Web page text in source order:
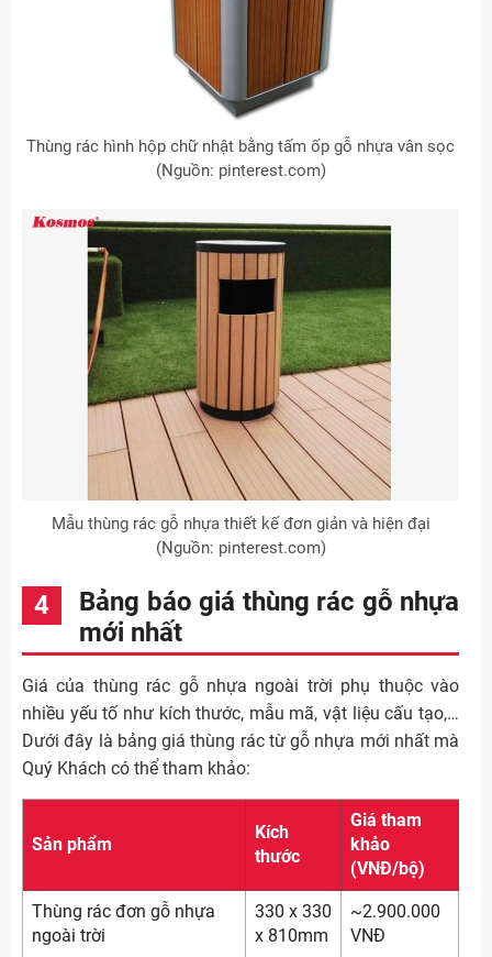
Thùng rác hình hộp chữ nhật bằng tấm ốp gỗ nhựa vân sọc
(Nguồn: pinterest.com)
Mẫu thùng rác gỗ nhựa thiết kế đơn giản và hiện đại
(Nguồn: pinterest.com)
Bảng báo giá thùng rác gỗ nhựa
mới nhất
Giá của thùng rác gỗ nhựa ngoài trời phụ thuộc vào
nhiều yếu tố như kích thước, mẫu mã, vật liệu cấu tạo,…
Dưới đây là bảng giá thùng rác từ gỗ nhựa mới nhất mà
Quý Khách có thể tham khảo:
Sản phẩm
Kích
thước
Giá tham
khảo
(VNĐ/bộ)
Thùng rác đơn gỗ nhựa
ngoài trời
330 x 330
x 810mm
~2.900.000
VNĐ